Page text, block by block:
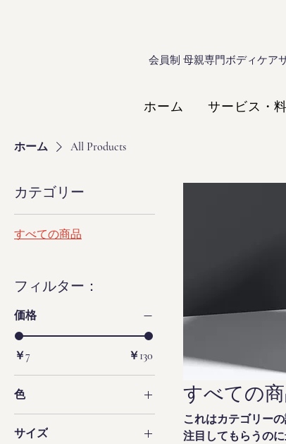
会員制 母親専門​ボディケア
ホーム サービス・
ホーム All Products
カテゴリー
すべての商品
フィルター：
価格
￥7 ￥130
色
サイズ
すべての
これはカテゴリー
注目してもらうのに